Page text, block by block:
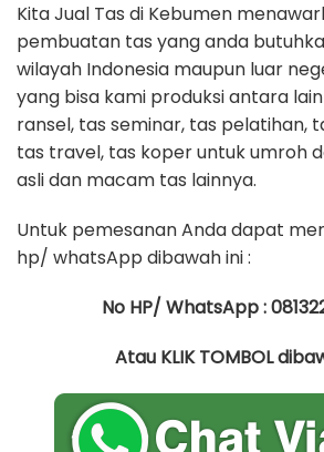
Kita Jual Tas di Kebumen
pembuatan tas yang anda
wilayah Indonesia maupun luar
yang bisa kami produksi antara
ransel, tas seminar, tas pelatihan,
tas travel, tas koper untuk umroh
asli dan macam tas lainnya.
Untuk pemesanan Anda dapat
hp/ whatsApp dibawah ini :
No HP/ WhatsApp :
Atau KLIK TOMBOL